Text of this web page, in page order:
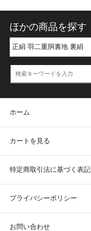
ほかの商品を探す
ホーム
カートを見る
特定商取引法に基づく表記
プライバシーポリシー
お問い合わせ